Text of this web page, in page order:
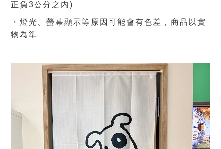
正負3公分之內)
・燈光、螢幕顯示等原因可能會有色差，商品 以實
物為準